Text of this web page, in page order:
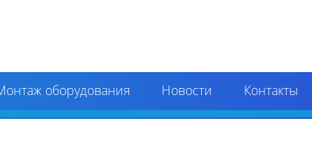
оборудования Новости Контакты